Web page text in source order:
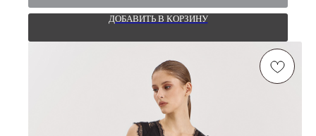
ДОБАВИТЬ В КОРЗИНУ